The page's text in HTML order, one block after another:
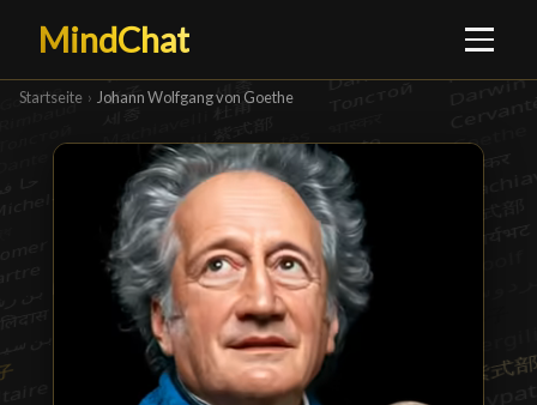
MindChat
Startseite › Johann Wolfgang von Goethe